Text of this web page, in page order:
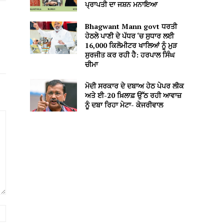
ਪ੍ਰਾਪਤੀ ਦਾ ਜਸ਼ਨ ਮਨਾਇਆ
Bhagwant Mann govt ਧਰਤੀ
ਹੇਠਲੇ ਪਾਣੀ ਦੇ ਪੱਧਰ ‘ਚ ਸੁਧਾਰ ਲਈ
16,000 ਕਿਲੋਮੀਟਰ ਖਾਲਿਆਂ ਨੂੰ ਮੁੜ
ਸੁਰਜੀਤ ਕਰ ਰਹੀ ਹੈ: ਹਰਪਾਲ ਸਿੰਘ
ਚੀਮਾ
ਮੋਦੀ ਸਰਕਾਰ ਦੇ ਦਬਾਅ ਹੇਠ ਪੇਪਰ ਲੀਕ
ਅਤੇ ਈ-20 ਖ਼ਿਲਾਫ਼ ਉੱਠ ਰਹੀ ਆਵਾਜ਼
ਨੂੰ ਦਬਾ ਰਿਹਾ ਮੇਟਾ- ਕੇਜਰੀਵਾਲ